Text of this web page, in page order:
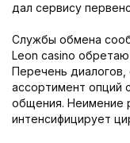
дал сервису
Службы обмена
Leon casino
Перечень диалогов,
ассортимент опций
общения. Неимение
интенсифицирует